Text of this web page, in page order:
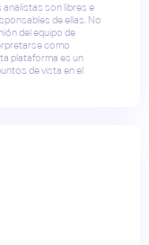
son libres e
de ellas. No
del equipo de
como
plataforma es un
de vista en el